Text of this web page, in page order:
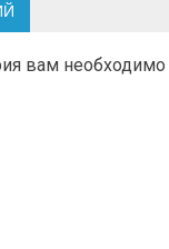
вам необходимо